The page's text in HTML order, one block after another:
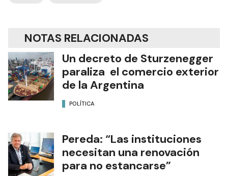
NOTAS RELACIONADAS
Un decreto de Sturzenegger
paraliza el comercio exterior
de la Argentina
POLÍTICA
Pereda: “Las instituciones
necesitan una renovación
para no estancarse”